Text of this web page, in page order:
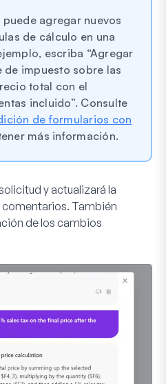
agregar nuevos
de cálculo en una
escriba “Agregar
de impuesto sobre las
total con el
incluido”. Consulte
de formularios con
más información.
y actualizará la
También
de los cambios